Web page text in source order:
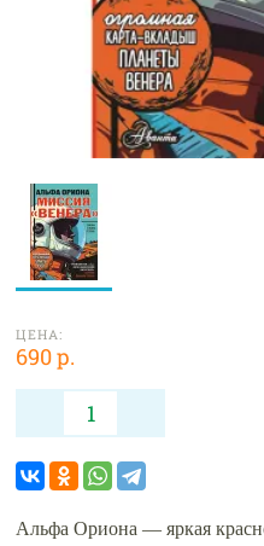
ЦЕНА:
690 р.
Альфа Ориона — яркая